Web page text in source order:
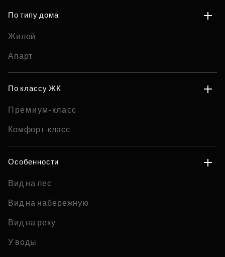
По типу дома
Жилой
Апарт
По классу ЖК
Премиум-класс
Комфорт-класс
Особенности
Вид на лес
Вид на набережную
Вид на реку
У воды